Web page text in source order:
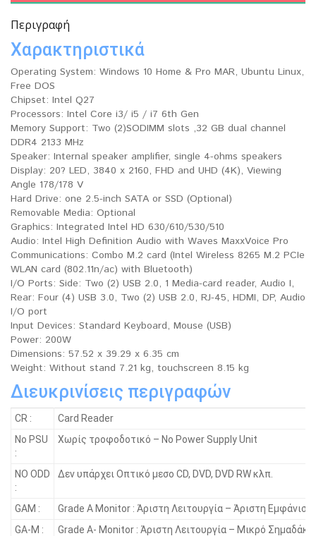
Περιγραφή
Χαρακτηριστικά
Operating System: Windows 10 Home & Pro MAR, Ubuntu Linux,
Free DOS
Chipset: Intel Q27
Processors: Intel Core i3/ i5 / i7 6th Gen
Memory Support: Two (2)SODIMM slots ,32 GB dual channel
DDR4 2133 MHz
Speaker: Internal speaker amplifier, single 4-ohms speakers
Display: 20? LED, 3840 x 2160, FHD and UHD (4K), Viewing
Angle 178/178 V
Hard Drive: one 2.5-inch SATA or SSD (Optional)
Removable Media: Optional
Graphics: Integrated Intel HD 630/610/530/510
Audio: Intel High Definition Audio with Waves MaxxVoice Pro
Communications: Combo M.2 card (Intel Wireless 8265 M.2 PCIe
WLAN card (802.11n/ac) with Bluetooth)
I/O Ports: Side: Two (2) USB 2.0, 1 Media-card reader, Audio I,
Rear: Four (4) USB 3.0, Two (2) USB 2.0, RJ-45, HDMI, DP, Audio
I/O port
Input Devices: Standard Keyboard, Mouse (USB)
Power: 200W
Dimensions: 57.52 x 39.29 x 6.35 cm
Weight: Without stand 7.21 kg, touchscreen 8.15 kg
Διευκρινίσεις περιγραφών
CR :
Card Reader
No PSU
:
Χωρίς τροφοδοτικό – No Power Supply Unit
NO ODD
:
Δεν υπάρχει Οπτικό μεσο CD, DVD, DVD RW κλπ.
GAM :
Grade A Monitor : Άριστη Λειτουργία – Άριστη Εμφάνιση
GA-M :
Grade A- Monitor : Άριστη Λειτουργία – Μικρό